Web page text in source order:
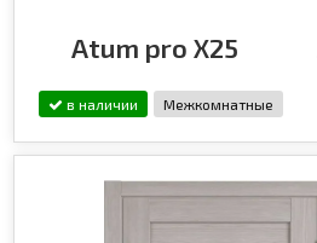
Atum pro X25
в наличии Межкомнатные